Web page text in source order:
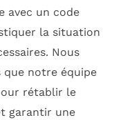
avec un code
la situation
Nous
notre équipe
rétablir le
garantir une